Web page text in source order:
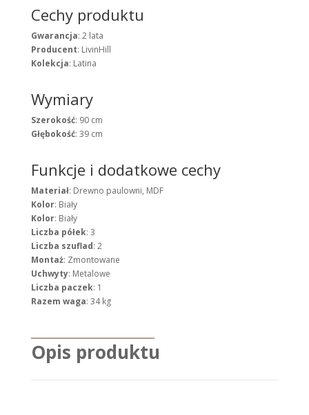
Cechy produktu
Gwarancja: 2 lata
Producent: LivinHill
Kolekcja: Latina
Wymiary
Szerokość: 90 cm
Głębokość: 39 cm
Funkcje i dodatkowe cechy
Materiał: Drewno paulowni, MDF
Kolor: Biały
Kolor: Biały
Liczba półek: 3
Liczba szuflad: 2
Montaż: Zmontowane
Uchwyty: Metalowe
Liczba paczek: 1
Razem waga: 34 kg
Opis produktu